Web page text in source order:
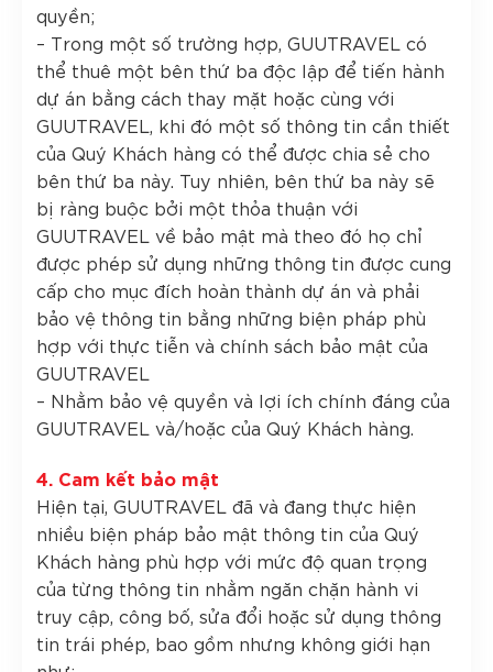
quyền;
– Trong một số trường hợp, GUUTRAVEL có
thể thuê một bên thứ ba độc lập để tiến hành
dự án bằng cách thay mặt hoặc cùng với
GUUTRAVEL, khi đó một số thông tin cần thiết
của Quý Khách hàng có thể được chia sẻ cho
bên thứ ba này. Tuy nhiên, bên thứ ba này sẽ
bị ràng buộc bởi một thỏa thuận với
GUUTRAVEL về bảo mật mà theo đó họ chỉ
được phép sử dụng những thông tin được cung
cấp cho mục đích hoàn thành dự án và phải
bảo vệ thông tin bằng những biện pháp phù
hợp với thực tiễn và chính sách bảo mật của
GUUTRAVEL
– Nhằm bảo vệ quyền và lợi ích chính đáng của
GUUTRAVEL và/hoặc của Quý Khách hàng.
4. Cam kết bảo mật
Hiện tại, GUUTRAVEL đã và đang thực hiện
nhiều biện pháp bảo mật thông tin của Quý
Khách hàng phù hợp với mức độ quan trọng
của từng thông tin nhằm ngăn chặn hành vi
truy cập, công bố, sửa đổi hoặc sử dụng thông
tin trái phép, bao gồm nhưng không giới hạn